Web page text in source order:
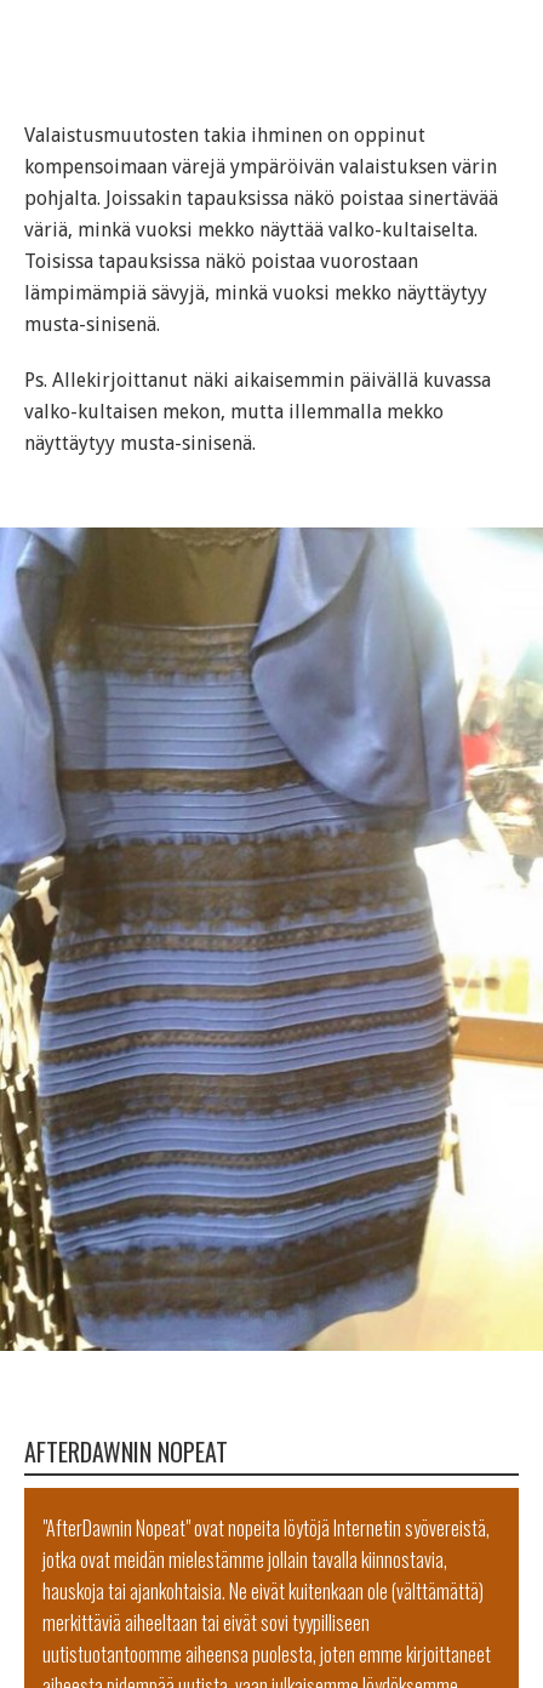
Valaistusmuutosten takia ihminen on oppinut
kompensoimaan värejä ympäröivän valaistuksen värin
pohjalta. Joissakin tapauksissa näkö poistaa sinertävää
väriä, minkä vuoksi mekko näyttää valko-kultaiselta.
Toisissa tapauksissa näkö poistaa vuorostaan
lämpimämpiä sävyjä, minkä vuoksi mekko näyttäytyy
musta-sinisenä.
Ps. Allekirjoittanut näki aikaisemmin päivällä kuvassa
valko-kultaisen mekon, mutta illemmalla mekko
näyttäytyy musta-sinisenä.
AFTERDAWNIN NOPEAT
"AfterDawnin Nopeat" ovat nopeita löytöjä Internetin syövereistä,
jotka ovat meidän mielestämme jollain tavalla kiinnostavia,
hauskoja tai ajankohtaisia. Ne eivät kuitenkaan ole (välttämättä)
merkittäviä aiheeltaan tai eivät sovi tyypilliseen
uutistuotantoomme aiheensa puolesta, joten emme kirjoittaneet